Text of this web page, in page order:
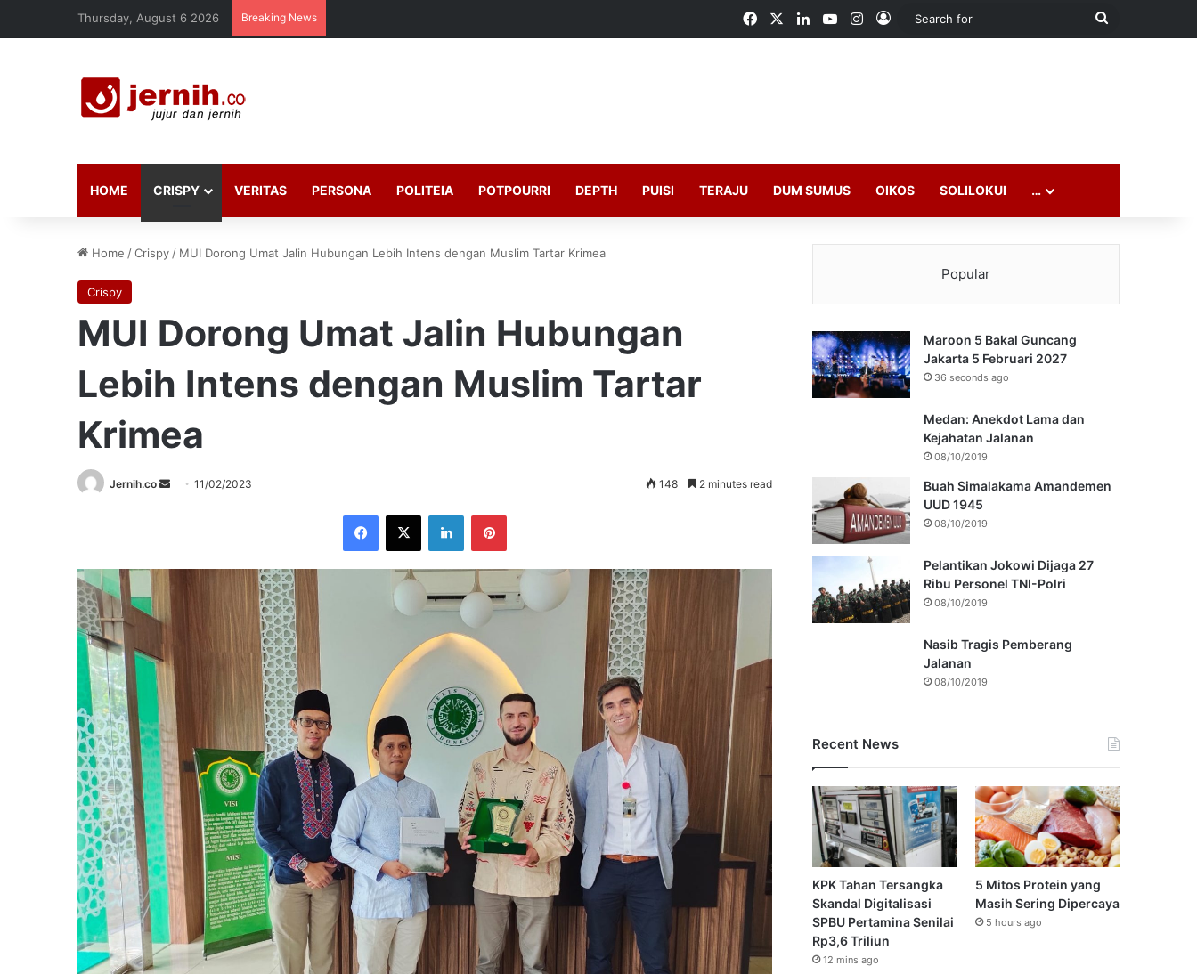
Thursday, August 6 2026 Breaking News FacebookLinkedInYouTubeInstagram
Log In
Search
HOME CRISPY VERITAS PERSONA POLITEIA POTPOURRI DEPTH PUISI TERAJU DUM SUMUS OIKOS SOLILOKUI …
Home /Crispy / MUI Dorong Umat Jalin Hubungan Lebih Intens dengan Muslim Tartar Krimea
Crispy
MUI Dorong Umat Jalin Hubungan
Lebih Intens dengan Muslim Tartar
Krimea
Jernih.co
Send11/02/2023 148 2 minutes read
Facebook
X LinkedInPinterest
Popular
Maroon 5 Bakal Guncang
Jakarta 5 Februari 2027
36 seconds ago
Medan: Anekdot Lama dan
Kejahatan Jalanan
08/10/2019
Buah Simalakama Amandemen
UUD 1945
08/10/2019
Pelantikan Jokowi Dijaga 27
Ribu Personel TNI-Polri
08/10/2019
Nasib Tragis Pemberang
Jalanan
08/10/2019
Recent News
KPK Tahan Tersangka
Skandal Digitalisasi
SPBU Pertamina Senilai
Rp3,6 Triliun
12 mins ago
5 Mitos Protein yang
Masih Sering Dipercaya
5 hours ago